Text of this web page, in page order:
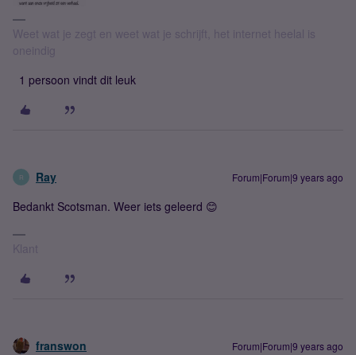
Weet wat je zegt en weet wat je schrijft, het internet heelal is
oneindig
1 persoon vindt dit leuk
R Ray Forum|Forum|9 years ago
Bedankt Scotsman. Weer iets geleerd 😊
Klant
franswon Forum|Forum|9 years ago